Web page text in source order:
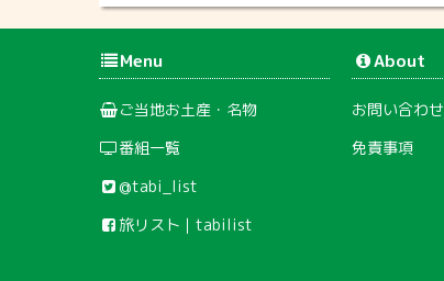
Menu
ご当地お土産・名物
番組一覧
@tabi_list
旅リスト｜tabilist
About
お問い合わせ
免責事項